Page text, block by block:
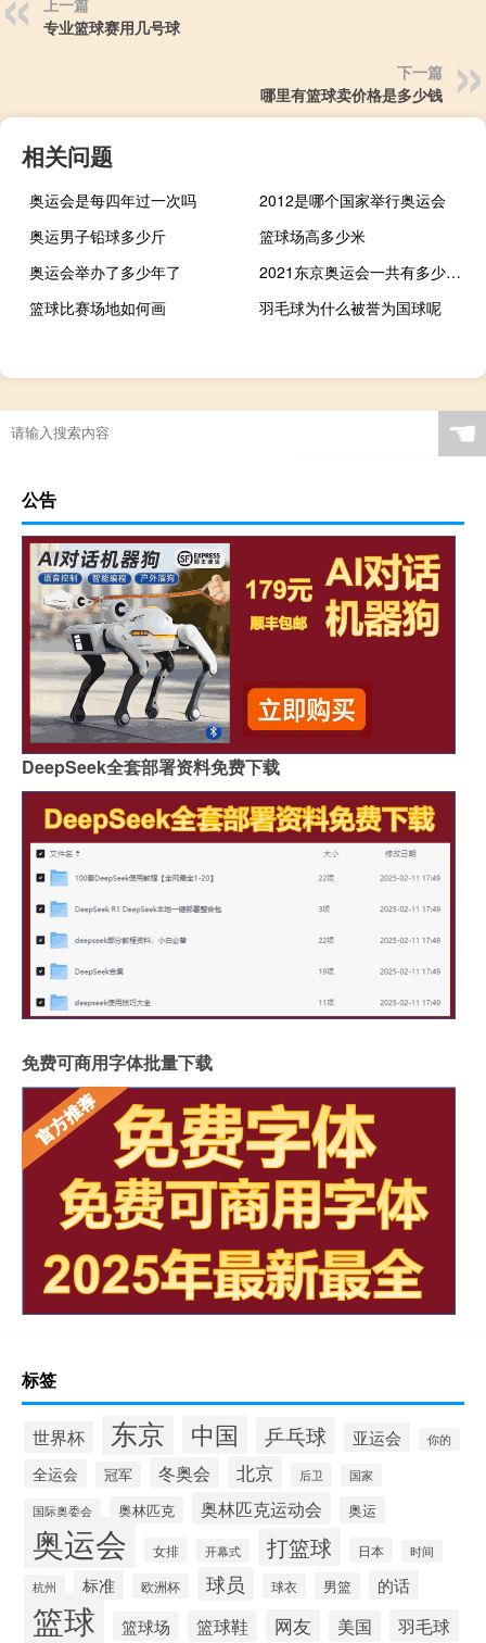
专业篮球赛用几号球
下一篇
哪里有篮球卖价格是多少钱
相关问题
奥运会是每四年过一次吗
2012是哪个国家举行奥运会
奥运男子铅球多少斤
篮球场高多少米
奥运会举办了多少年了
2021东京奥运会一共有多少块金牌
篮球比赛场地如何画
羽毛球为什么被誉为国球呢
☚
公告
DeepSeek全套部署资料免费下载
免费可商用字体批量下载
标签
世界杯 东京 中国 乒乓球 亚运会 你的
全运会 冠军 冬奥会 北京 后卫 国家
国际奥委会 奥林匹克 奥林匹克运动会 奥运
奥运会 女排 开幕式 打篮球 日本 时间
杭州 标准 欧洲杯 球员 球衣 男篮 的话
篮球 篮球场 篮球鞋 网友 美国 羽毛球